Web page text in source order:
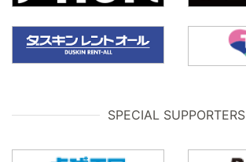
SPECIAL SUPPORTERS